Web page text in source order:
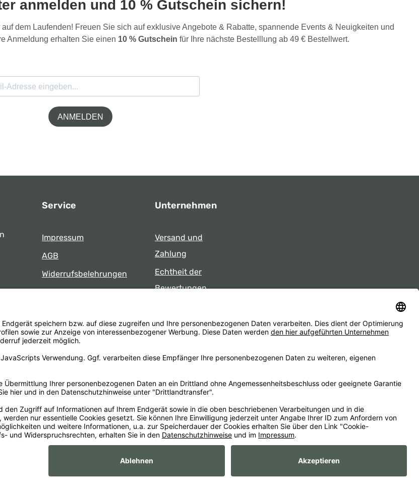
anmelden und 10 % Gutschein sichern!
dem Laufenden! Freuen Sie sich auf exklusive Angebote & Rabatte, spannende Events & Neuigkeiten und
Anmeldung erhalten Sie einen 10 % Gutschein für Ihre nächste Bestelllung ab 49 € Bestellwert.
ANMELDEN
Service
Impressum
AGB
Widerrufsbelehrungen
Datenschutz
Unternehmen
Versand und
Zahlung
Echtheit der
Bewertungen
Laden
ImpressumAGB WiderrufsbelehrungenDatenschutzBarrierefreiheit